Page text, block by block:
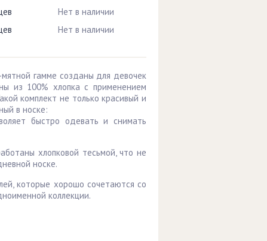
Нет в наличии
Нет в наличии
гамме созданы для девочек
из 100% хлопка с применением
комплект не только красивый и
в носке:
быстро одевать и снимать
хлопковой тесьмой, что не
носке.
которые хорошо сочетаются со
коллекции.